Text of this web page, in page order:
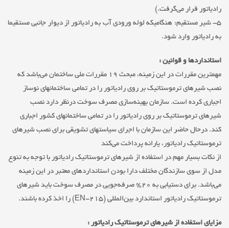
رادیاتور قرار می‌گرفت.)
۵- شیر مستقیم: هنگامیکه لوله ورودی آب به رادیاتور از دیوار جانبی مستقیما
به رادیاتور وارد شود.
استانداردها و قوانین :
مهمترین مقررات در این زمینه، مبحث ۱۹ مقررات ملی ساختمان می‌باشد که
نصب شیرهای ترموستاتیک بر روی رادیاتور را در تمامی ساختمانهای نوساز
اجباری کرده است. سازمان بهینه‌سازی مصرف سوخت درنظر دارد نصب
شیرهای ترموستاتیک بر روی رادیاتور را در تمامی ساختمانهای کشور اجباری
کند. درحال حاضر این سازمان با اجرای سیاستهای تشویقی برای نصب شیرهای
ترموستاتیک رادیاتور، یارانه پرداخت می‌کند
از نکات بسیار مهم در استفاده از شیرهای ترموستاتیک رادیاتور با توجه به تنوع
مدل از سوی سازندگان مختلف دارا بودن استانداردهای معتبر در این زمینه
می‌باشد. برای دستیابی به ۲۰% صرفه‌جویی در مصرف سوخت باید شیرهای
ترموستاتیک رادیاتور استاندارد بین‌المللی (EN-215) را اخذ کرده باشند.
مزایای استفاده از شیر‌های ترموستاتیک رادیاتور :